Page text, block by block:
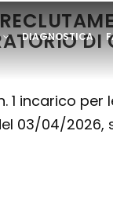
DIAGNOSTICA
1 incarico
03/04/